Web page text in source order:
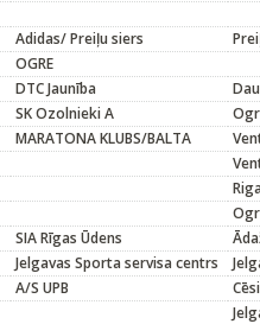
Adidas/ Preiļu siers
OGRE
DTC Jaunība
SK Ozolnieki A
MARATONA KLUBS/BALTA
Riga
SIA Rīgas Ūdens
Jelgavas Sporta servisa centrs
A/S UPB